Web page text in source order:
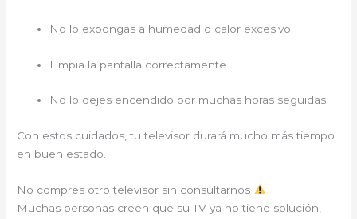
No lo expongas a humedad o calor excesivo
Limpia la pantalla correctamente
No lo dejes encendido por muchas horas seguidas
Con estos cuidados, tu televisor durará mucho más tiempo
en buen estado.
No compres otro televisor sin consultarnos
Muchas personas creen que su TV ya no tiene solución,